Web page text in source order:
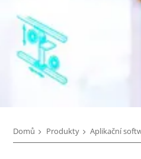
Domů Produkty Aplikační